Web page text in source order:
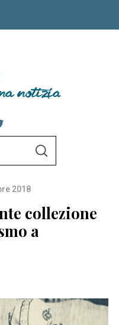
S
2018
collezione
a